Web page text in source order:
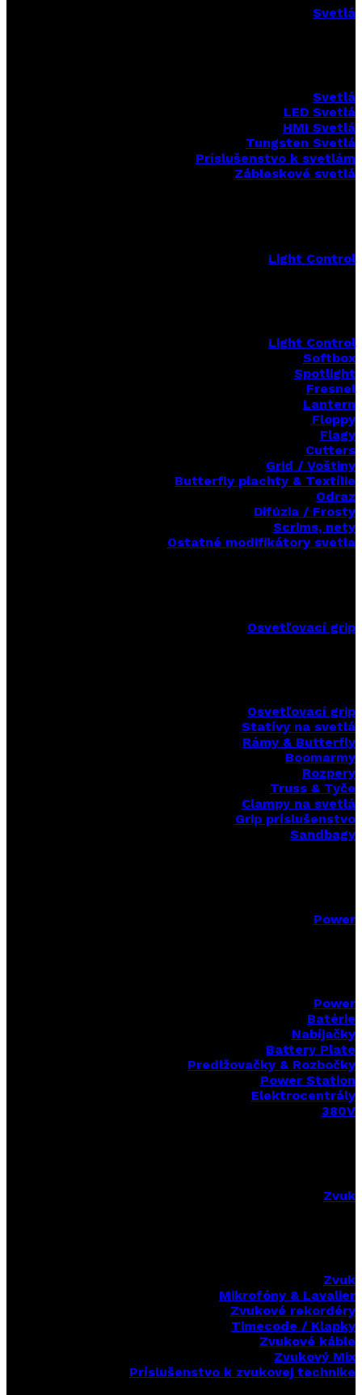
Svetlá
Svetlá
LED Svetlá
HMI Svetlá
Tungsten Svetlá
Príslušenstvo k svetlám
Zábleskové svetlá
Light Control
Light Control
Softbox
Spotlight
Fresnel
Lantern
Floppy
Flagy
Cutters
Grid / Voštiny
Butterfly plachty & Textílie
Odraz
Difúzia / Frosty
Scrims, nety
Ostatné modifikátory svetla
Osvetľovací grip
Osvetľovací grip
Statívy na svetlá
Rámy & Butterfly
Boomarmy
Rozpery
Truss & Tyče
Clampy na svetlá
Grip príslušenstvo
Sandbagy
Power
Power
Batérie
Nabíjačky
Battery Plate
Predlžovačky & Rozbočky
Power Station
Elektrocentrály
380V
Zvuk
Zvuk
Mikrofóny & Lavalier
Zvukové rekordéry
Timecode / Klapky
Zvukové káble
Zvukový Mix
Príslušenstvo k zvukovej technike